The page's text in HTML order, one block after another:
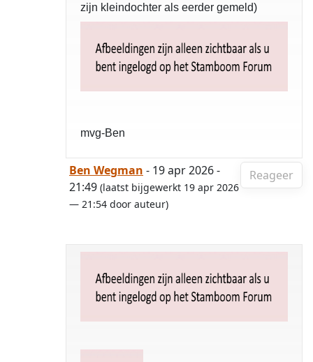
zijn kleindochter als eerder gemeld)
mvg-Ben
Reageer
Ben Wegman - 19 apr 2026 -
21:49 (laatst bijgewerkt 19 apr 2026
— 21:54 door auteur)